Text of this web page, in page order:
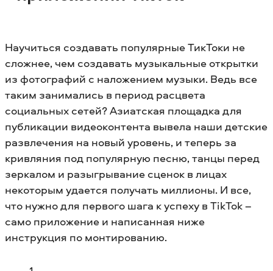
Научиться создавать популярные ТикТоки не
сложнее, чем создавать музыкальные открытки
из фотографий с наложением музыки. Ведь все
таким занимались в период расцвета
социальных сетей? Азиатская площадка для
публикации видеоконтента вывела наши детские
развлечения на новый уровень, и теперь за
кривляния под популярную песню, танцы перед
зеркалом и разыгрывание сценок в лицах
некоторым удается получать миллионы. И все,
что нужно для первого шага к успеху в TikTok –
само приложение и написанная ниже
инструкция по монтированию.